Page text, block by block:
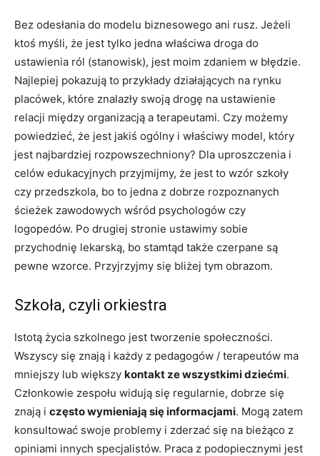
Bez odesłania do modelu biznesowego ani rusz. Jeżeli
ktoś myśli, że jest tylko jedna właściwa droga do
ustawienia ról (stanowisk), jest moim zdaniem w błędzie.
Najlepiej pokazują to przykłady działających na rynku
placówek, które znalazły swoją drogę na ustawienie
relacji między organizacją a terapeutami. Czy możemy
powiedzieć, że jest jakiś ogólny i właściwy model, który
jest najbardziej rozpowszechniony? Dla uproszczenia i
celów edukacyjnych przyjmijmy, że jest to wzór szkoły
czy przedszkola, bo to jedna z dobrze rozpoznanych
ścieżek zawodowych wśród psychologów czy
logopedów. Po drugiej stronie ustawimy sobie
przychodnię lekarską, bo stamtąd także czerpane są
pewne wzorce. Przyjrzyjmy się bliżej tym obrazom.
Szkoła, czyli orkiestra
Istotą życia szkolnego jest tworzenie społeczności.
Wszyscy się znają i każdy z pedagogów / terapeutów ma
mniejszy lub większy kontakt ze wszystkimi dziećmi.
Członkowie zespołu widują się regularnie, dobrze się
znają i często wymieniają się informacjami. Mogą zatem
konsultować swoje problemy i zderzać się na bieżąco z
opiniami innych specjalistów. Praca z podopiecznymi jest